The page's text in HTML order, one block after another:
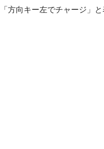
「方向キー左でチャージ」